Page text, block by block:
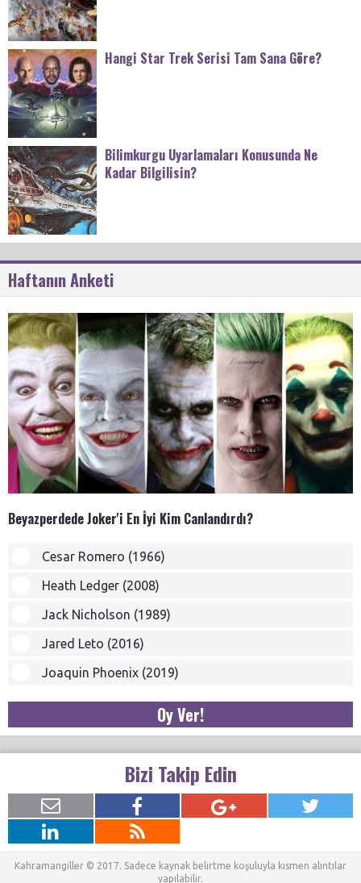
Hangi Star Trek Serisi Tam Sana Göre?
Bilimkurgu Uyarlamaları Konusunda Ne
Kadar Bilgilisin?
Haftanın Anketi
Beyazperdede Joker'i En İyi Kim Canlandırdı?
Cesar Romero (1966)
Heath Ledger (2008)
Jack Nicholson (1989)
Jared Leto (2016)
Joaquin Phoenix (2019)
Oy Ver!
Bizi Takip Edin
Kahramangiller © 2017. Sadece kaynak belirtme koşuluyla kısmen alıntılar
yapılabilir.